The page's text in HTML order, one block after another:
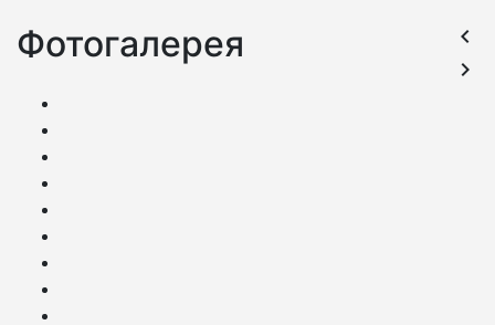
Фотогалерея
keyboard_arrow_left
keyboard_arrow_right